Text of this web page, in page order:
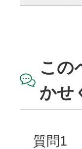
この
かせ
質問1